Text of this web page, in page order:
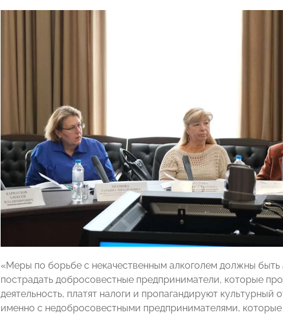
«Меры по борьбе с некачественным алкоголем должны
пострадать добросовестные предприниматели, которые
деятельность, платят налоги и пропагандируют
именно с недобросовестными предпринимателями, которые